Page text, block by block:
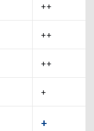
++
++
++
+
+